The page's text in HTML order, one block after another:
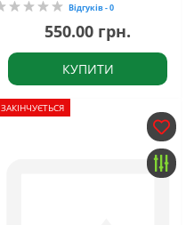
Відгуків - 0
550.00 грн.
КУПИТИ
ЗАКІНЧУЄТЬСЯ